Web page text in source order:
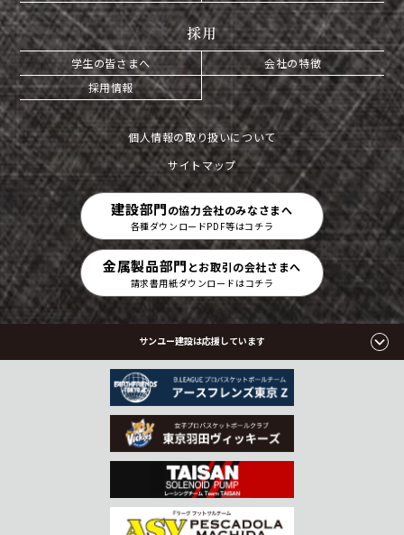
採用
学生の皆さまへ
会社の特徴
採用情報
個人情報の取り扱いについて
サイトマップ
建設部門の協力会社のみなさまへ
各種ダウンロードPDF等はコチラ
金属製品部門 とお取引の会社さまへ
請求書用紙ダウンロードはコチラ
サンユー建設は応援しています